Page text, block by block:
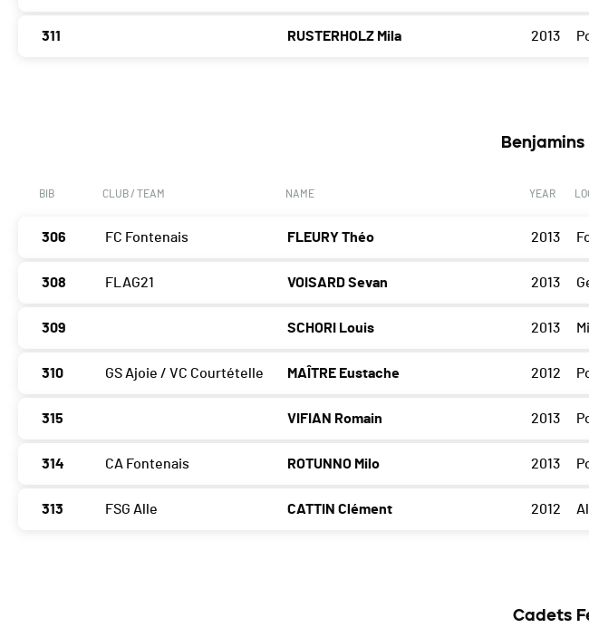
311 RUSTERHOLZ Mila 2013
BIB CLUB / TEAM NAME YEAR
306 FC Fontenais FLEURY Théo 2013
308 FLAG21 VOISARD Sevan 2013
309 SCHORI Louis 2013
310 GS Ajoie / VC Courtételle MAÎTRE Eustache 2012
315 VIFIAN Romain 2013
314 CA Fontenais ROTUNNO Milo 2013
313 FSG Alle CATTIN Clément 2012
Cadets